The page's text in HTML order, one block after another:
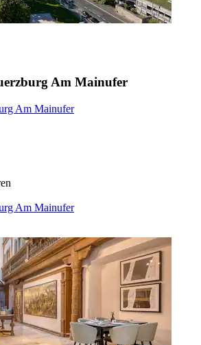
Am Mainufer
Am Mainufer
Am Mainufer